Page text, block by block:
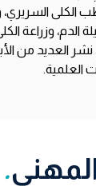
الكلى
وزراعة
نشر
.